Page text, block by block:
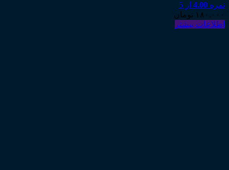
نمره 4.00 از 5
۱۸۰,۰۰۰ تومان
اطلاعات بیشتر